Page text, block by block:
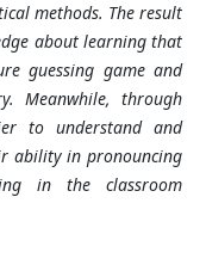
methods. The result
about learning that
guessing game and
Meanwhile, through
to understand and
ability in pronouncing
in the classroom